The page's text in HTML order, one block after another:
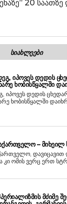
20 საათზე
ᲡᲘᲐᲮᲚᲔᲔᲑᲘ
ᲘᲞᲝᲕᲔᲡ ᲓᲔᲓᲘᲡ
ᲮᲝᲑᲘᲡᲬᲧᲐᲚᲨᲘ
იპოვეს დედის
ხობისწყალში
– ᲛᲘᲮᲔᲘᲚ
დავიცავით
ომის ვერც ერთ
ᲛᲫᲘᲛᲔ